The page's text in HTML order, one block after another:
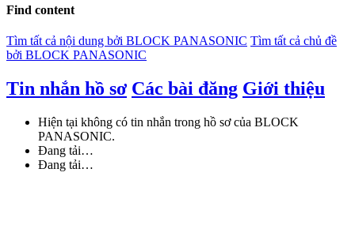
Find content
Tìm tất cả nội dung bởi BLOCK PANASONIC Tìm tất cả chủ đề
bởi BLOCK PANASONIC
Tin nhắn hồ sơ Các bài đăng Giới thiệu
Hiện tại không có tin nhắn trong hồ sơ của BLOCK
PANASONIC.
Đang tải…
Đang tải…